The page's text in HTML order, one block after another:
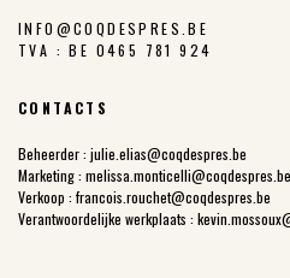
INFO@COQDESPRES.BE
TVA : BE 0465 781 924
CONTACTS
Beheerder : julie.elias@coqdespres.be
Marketing : melissa.monticelli@coqdespres.be
Verkoop : francois.rouchet@coqdespres.be
Verantwoordelijke werkplaats :